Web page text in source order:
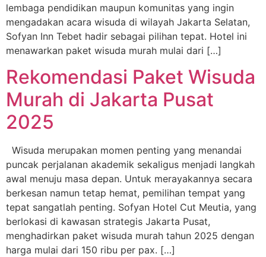
lembaga pendidikan maupun komunitas yang ingin
mengadakan acara wisuda di wilayah Jakarta Selatan,
Sofyan Inn Tebet hadir sebagai pilihan tepat. Hotel ini
menawarkan paket wisuda murah mulai dari […]
Rekomendasi Paket Wisuda
Murah di Jakarta Pusat
2025
Wisuda merupakan momen penting yang menandai
puncak perjalanan akademik sekaligus menjadi langkah
awal menuju masa depan. Untuk merayakannya secara
berkesan namun tetap hemat, pemilihan tempat yang
tepat sangatlah penting. Sofyan Hotel Cut Meutia, yang
berlokasi di kawasan strategis Jakarta Pusat,
menghadirkan paket wisuda murah tahun 2025 dengan
harga mulai dari 150 ribu per pax. […]